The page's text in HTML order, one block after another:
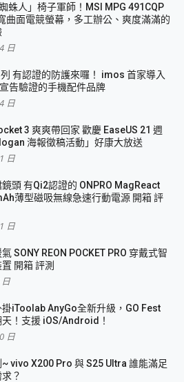
蛛人」椅子軍師！MSI MPG 491CQP
曲面電競螢幕，多工辦公、爽度滿滿的
日
有認證的防護來囉！ imos 首家導入
告驗證的手機配件品牌
日
3 爽爽帶回家 歡慶 EaseUS 21 週
海報徵稿活動」好康大放送
日
頭 有Qi2認證的 ONPRO MagReact
薄型磁吸無線急速行動電源 開箱 評
日
SONY REON POCKET PRO 穿戴式智
開箱 評測
iToolab AnyGo全新升級，GO Fest
！支援 iOS/Android！
日
vivo X200 Pro 與 S25 Ultra 誰能滿足
？